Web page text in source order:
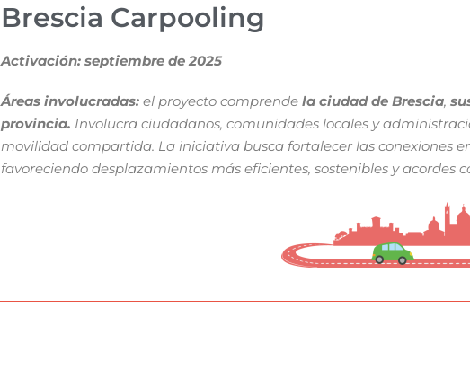
Brescia Carpooling
Activación: septiembre de 2025
Áreas involucradas: el proyecto comprende la ciudad de Brescia,
provincia. Involucra ciudadanos, comunidades locales y
movilidad compartida. La iniciativa busca fortalecer las conexiones
favoreciendo desplazamientos más eficientes, sostenibles y acordes